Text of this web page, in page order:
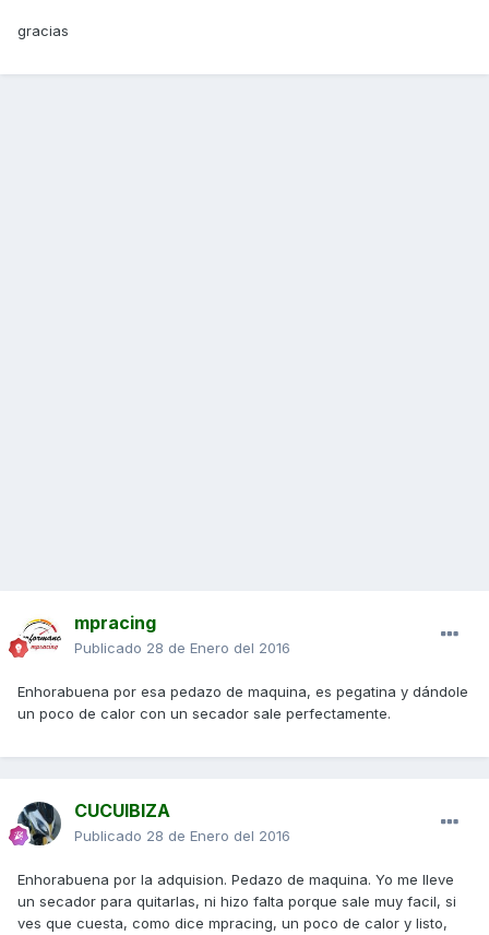
gracias
mpracing
Publicado 28 de Enero del 2016
Enhorabuena por esa pedazo de maquina, es pegatina y dándole
un poco de calor con un secador sale perfectamente.
CUCUIBIZA
Publicado 28 de Enero del 2016
Enhorabuena por la adquision. Pedazo de maquina. Yo me lleve
un secador para quitarlas, ni hizo falta porque sale muy facil, si
ves que cuesta, como dice mpracing, un poco de calor y listo,